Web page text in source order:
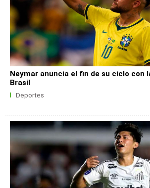
Neymar anuncia el fin de su ciclo con
Brasil
Deportes